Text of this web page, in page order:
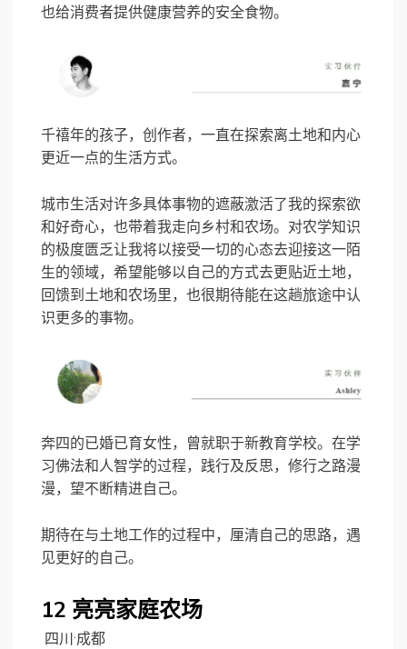
也给消费者提供健康营养的安全食物。
千禧年的孩子，创作者，一直在探索离土地和内心
更近一点的生活方式。
城市生活对许多具体事物的遮蔽激活了我的探索欲
和好奇心，也带着我走向乡村和农场。对农学知识
的极度匮乏让我将以接受一切的心态去迎接这一陌
生的领域，希望能够以自己的方式去更贴近土地，
回馈到土地和农场里，也很期待能在这趟旅途中认
识更多的事物。
奔四的已婚已育女性，曾就职于新教育学校。在学
习佛法和人智学的过程，践行及反思，修行之路漫
漫，望不断精进自己。
期待在与土地工作的过程中，厘清自己的思路，遇
见更好的自己。
12 亮亮家庭农场
四川·成都